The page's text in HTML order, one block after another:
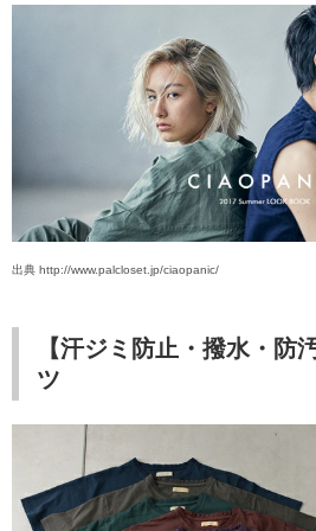
出典 http://www.palcloset.jp/ciaopanic/
【汗ジミ防止・撥水・防
ツ